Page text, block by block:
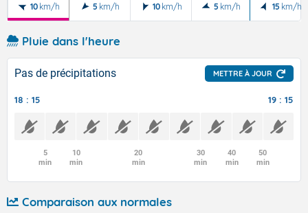
10 km/h 5 km/h 10 km/h 5 km/h 15 km/h
Pluie dans l'heure
Pas de précipitations METTRE À JOUR
18 : 15 19 : 15
5
min
10
min
20
min
30
min
40
min
50
min
Comparaison aux normales